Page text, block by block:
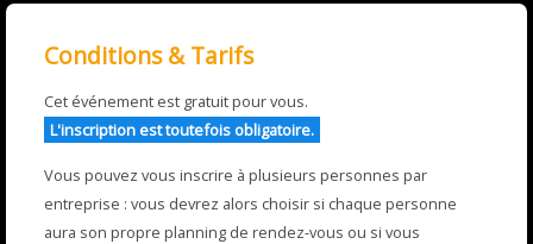
Conditions & Tarifs
Cet événement est gratuit pour vous.
L'inscription est toutefois obligatoire.
Vous pouvez vous inscrire à plusieurs personnes par
entreprise : vous devrez alors choisir si chaque personne
aura son propre planning de rendez-vous ou si vous